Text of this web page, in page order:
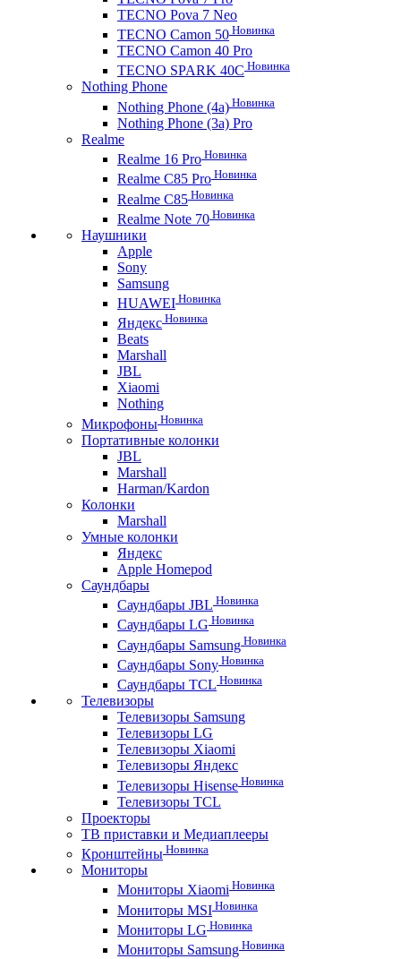
TECNO Pova 7 Neo
TECNO Camon 50 Новинка
TECNO Camon 40 Pro
TECNO SPARK 40C Новинка
Nothing Phone
Nothing Phone (4a) Новинка
Nothing Phone (3a) Pro
Realme
Realme 16 Pro Новинка
Realme C85 Pro Новинка
Realme C85 Новинка
Realme Note 70 Новинка
Наушники
Apple
Sony
Samsung
HUAWEI Новинка
Яндекс Новинка
Beats
Marshall
JBL
Xiaomi
Nothing
Микрофоны Новинка
Портативные колонки
JBL
Marshall
Harman/Kardon
Колонки
Marshall
Умные колонки
Яндекс
Apple Homepod
Саундбары
Саундбары JBL Новинка
Саундбары LG Новинка
Саундбары Samsung Новинка
Саундбары Sony Новинка
Саундбары TCL Новинка
Телевизоры
Телевизоры Samsung
Телевизоры LG
Телевизоры Xiaomi
Телевизоры Яндекс
Телевизоры Hisense Новинка
Телевизоры TCL
Проекторы
ТВ приставки и Медиаплееры
Кронштейны Новинка
Мониторы
Мониторы Xiaomi Новинка
Мониторы MSI Новинка
Мониторы LG Новинка
Мониторы Samsung Новинка